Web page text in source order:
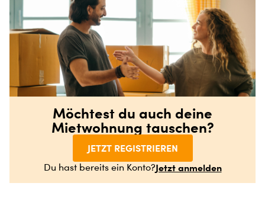
Möchtest du auch deine
Mietwohnung tauschen?
JETZT REGISTRIEREN
Du hast bereits ein Konto?Jetzt anmelden